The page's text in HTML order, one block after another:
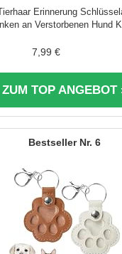
Erinnerung
an Verstorbenen Hund
7,99 €
ZUM TOP ANGEBOT
6